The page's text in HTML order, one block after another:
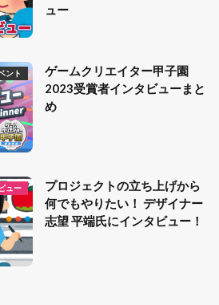
ュー
ント
ゲームクリエイター甲子園
2023受賞者インタビューまと
め
ュー
プロジェクトの立ち上げから
何でもやりたい！ デザイナー
志望 平端氏にインタビュー！